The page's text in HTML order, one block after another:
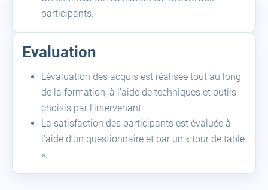
participants.
Evaluation
L’évaluation des acquis est réalisée tout au long
de la formation, à l’aide de techniques et outils
choisis par l’intervenant.
La satisfaction des participants est évaluée à
l’aide d’un questionnaire et par un « tour de table
».